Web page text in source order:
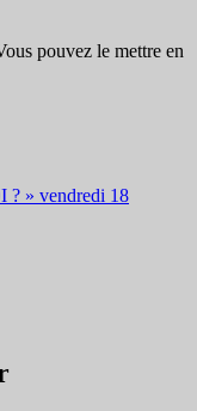
pouvez le mettre en
? » vendredi 18